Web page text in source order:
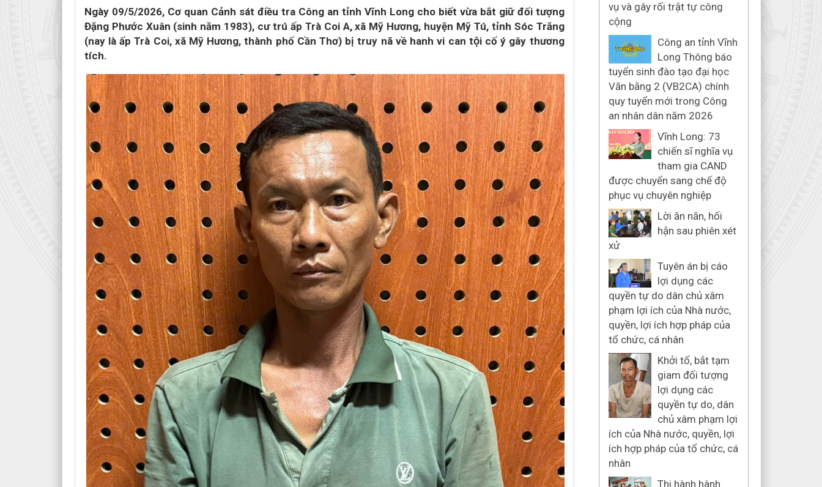
Ngày 09/5/2026, Cơ quan Cảnh sát điều tra Công an tỉnh Vĩnh Long cho biết vừa bắt giữ đối tượng
Đặng Phước Xuân (sinh năm 1983), cư trú ấp Trà Coi A, xã Mỹ Hương, huyện Mỹ Tú, tỉnh Sóc Trăng
(nay là ấp Trà Coi, xã Mỹ Hương, thành phố Cần Thơ) bị truy nã về hanh vi can tội cố ý gây thương
tích.
vụ và gây rối trật tự công
cộng
Công an tỉnh Vĩnh
Long Thông báo
tuyển sinh đào tạo đại học
Văn bằng 2 (VB2CA) chính
quy tuyển mới trong Công
an nhân dân năm 2026
Vĩnh Long: 73
chiến sĩ nghĩa vụ
tham gia CAND
được chuyển sang chế độ
phục vụ chuyên nghiệp
Lời ăn năn, hối
hận sau phiên xét
xử
Tuyên án bị cáo
lợi dụng các
quyền tự do dân chủ xâm
phạm lợi ích của Nhà nước,
quyền, lợi ích hợp pháp của
tổ chức, cá nhân
Khởi tố, bắt tạm
giam đối tượng
lợi dụng các
quyền tự do, dân
chủ xâm phạm lợi
ích của Nhà nước, quyền, lợi
ích hợp pháp của tổ chức, cá
nhân
Thi hành hành